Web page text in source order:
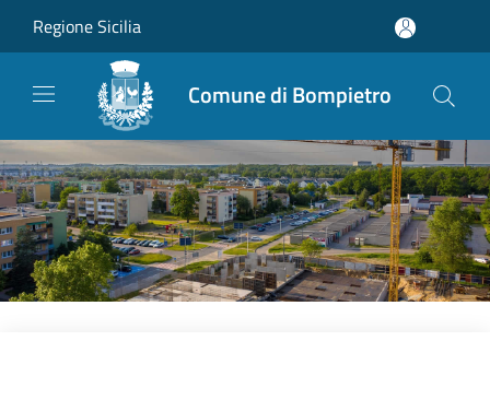
Regione Sicilia
Comune di Bompietro